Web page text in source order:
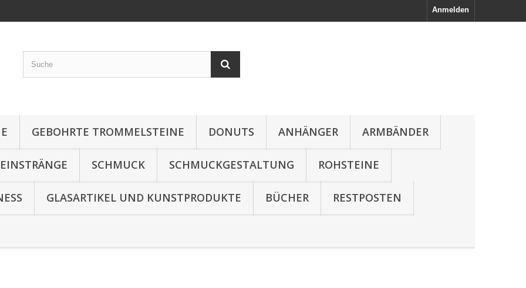
Anmelden
GEBOHRTE TROMMELSTEINE DONUTS ANHÄNGER ARMBÄNDER
SCHMUCK SCHMUCKGESTALTUNG ROHSTEINE
GLASARTIKEL UND KUNSTPRODUKTE BÜCHER RESTPOSTEN